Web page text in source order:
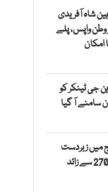
شاہ آفریدی
وطن واپس، پلے
امکان
جی ٹینکر کو
سامنے آ گیا
میں زبردست
تیزی، 100 انڈیکس میں 2700 سے زائد